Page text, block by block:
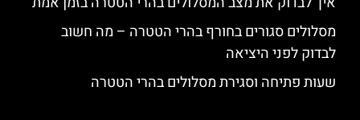
מסלולים סגורים בחורף בהרי הטטרה – מה חשוב
לבדוק לפני היציאה
שעות פתיחה וסגירת מסלולים בהרי הטטרה